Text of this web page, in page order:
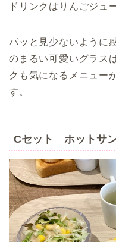
ドリンクはりんごジュ
パッと見少ないように
のまるい可愛いグラス
クも気になるメニュー
す。
Cセット ホットサ